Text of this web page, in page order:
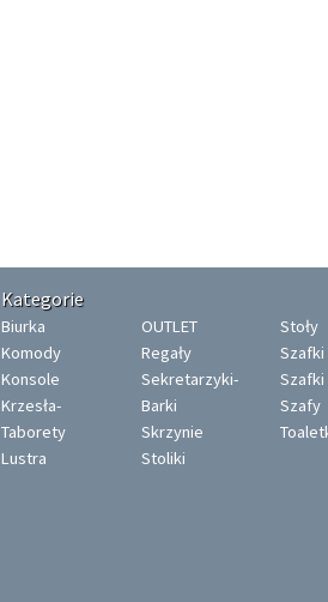
Kategorie
Biurka
Komody
Konsole
Krzesła-
Taborety
Lustra
OUTLET
Regały
Sekretarzyki-
Barki
Skrzynie
Stoliki
Stoły
Szafki
Szafki
Szafy